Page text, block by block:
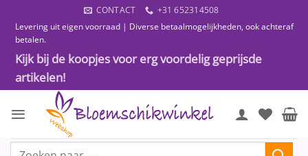
naar
inhoud
CONTACT
+31 652314508
Levering uit eigen voorraad | Diverse betaalmogelijkheden, ook achteraf
betalen.
Kijk bij de koopjes voor erg voordelig geprijsde
artikelen!
Zoeken